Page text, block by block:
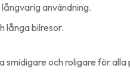
användning.
långa bilresor.
smidigare och roligare för